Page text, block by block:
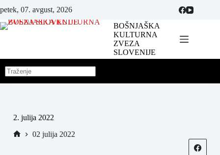
petek, 07. avgust, 2026
BOŠNJAŠKA
KULTURNA
ZVEZA
SLOVENIJE
2. julija 2022
02 julija 2022